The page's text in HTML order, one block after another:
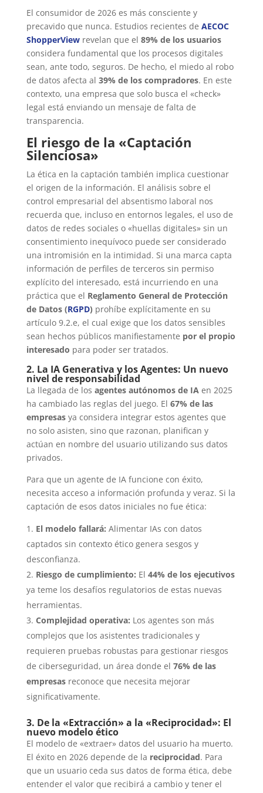
El consumidor de 2026 es más consciente y
precavido que nunca. Estudios recientes de AECOC
ShopperViewrevelan que el 89% de los usuarios
considera fundamental que los procesos digitales
sean, ante todo, seguros. De hecho, el miedo al robo
de datos afecta al 39% de los compradores. En este
contexto, una empresa que solo busca el «check»
legal está enviando un mensaje de falta de
transparencia.
El riesgo de la «Captación
Silenciosa»
La ética en la captación también implica cuestionar
el origen de la información. El análisis sobre el
control empresarial del absentismo laboral nos
recuerda que, incluso en entornos legales, el uso de
datos de redes sociales o «huellas digitales» sin un
consentimiento inequívoco puede ser considerado
una intromisión en la intimidad. Si una marca capta
información de perfiles de terceros sin permiso
explícito del interesado, está incurriendo en una
práctica que el Reglamento General de Protección
de Datos (RGPD) prohíbe explícitamente en su
artículo 9.2.e, el cual exige que los datos sensibles
sean hechos públicos manifiestamente por el propio
interesado para poder ser tratados.
2. La IA Generativa y los Agentes: Un nuevo
nivel de responsabilidad
La llegada de los agentes autónomos de IAen 2025
ha cambiado las reglas del juego. El 67% de las
empresasya considera integrar estos agentes que
no solo asisten, sino que razonan, planifican y
actúan en nombre del usuario utilizando sus datos
privados.
Para que un agente de IA funcione con éxito,
necesita acceso a información profunda y veraz. Si la
captación de esos datos iniciales no fue ética:
El modelo fallará: Alimentar IAs con datos
captados sin contexto ético genera sesgos y
desconfianza.
Riesgo de cumplimiento: El 44% de los ejecutivos
ya teme los desafíos regulatorios de estas nuevas
herramientas.
Complejidad operativa: Los agentes son más
complejos que los asistentes tradicionales y
requieren pruebas robustas para gestionar riesgos
de ciberseguridad, un área donde el 76% de las
empresasreconoce que necesita mejorar
significativamente.
3. De la «Extracción» a la «Reciprocidad»: El
nuevo modelo ético
El modelo de «extraer» datos del usuario ha muerto.
El éxito en 2026 depende de la reciprocidad. Para
que un usuario ceda sus datos de forma ética, debe
entender el valor que recibirá a cambio y tener el